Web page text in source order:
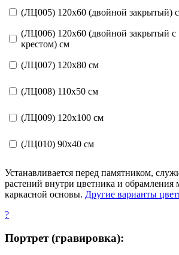
(ЛЦ005) 120х60 (двойной закрытый)
(ЛЦ006) 120х60 (двойной закрытый с
крестом) см
(ЛЦ007) 120х80 см
(ЛЦ008) 110х50 см
(ЛЦ009) 120х100 см
(ЛЦ010) 90х40 см
Устанавливается перед памятником,
растений внутри цветника и обрамления
каркасной основы. Другие варианты
?
Портрет (гравировка):